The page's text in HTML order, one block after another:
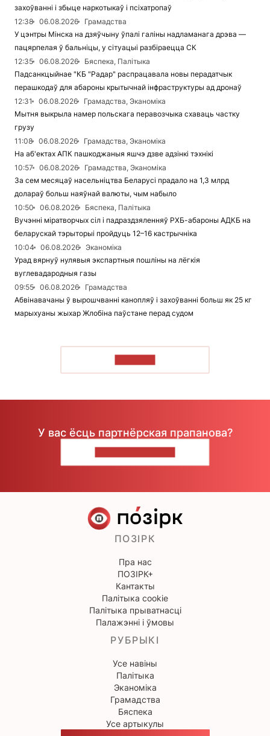
захоўванні і збыце наркотыкаў і псіхатропаў
12:38
06.08.2026
Грамадства
У цэнтры Мінска на дзяўчыну ўпалі галіны надламанага дрэва —
пацярпелая ў бальніцы, у сітуацыі разбіраецца СК
12:35
06.08.2026
Бяспека, Палітыка
Падсанкцыйнае "КБ "Радар" распрацавала новы перадатчык
перашкодаў для абароны крытычнай інфраструктуры ад дронаў
12:31
06.08.2026
Грамадства, Эканоміка
Мытня выкрыла намер польскага перавозчыка схаваць частку
грузу
11:08
06.08.2026
Грамадства, Эканоміка
На аб'ектах АПК пашкоджаныя яшчэ дзве адзінкі тэхнікі
10:57
06.08.2026
Грамадства, Эканоміка
За сем месяцаў насельніцтва Беларусі прадало на 1,3 млрд
долараў больш наяўнай валюты, чым набыло
10:50
06.08.2026
Бяспека, Палітыка
Вучэнні міратворчых сіл і падраздзяленняў РХБ-абароны АДКБ на
беларускай тэрыторыі пройдуць 12–16 кастрычніка
10:04
06.08.2026
Эканоміка
Урад вярнуў нулявыя экспартныя пошліны на лёгкія
вуглевадародныя газы
09:55
06.08.2026
Грамадства
Абвінавачаны ў вырошчванні канопляў і захоўванні больш як 25 кг
марыхуаны жыхар Жлобіна паўстане перад судом
У вас ёсць партнёрская прапанова?
ПОЗІРК
Пра нас
ПОЗІРК+
Кантакты
Палітыка cookie
Палітыка прыватнасці
Палажэнні і ўмовы
РУБРЫКІ
Усе навіны
Палітыка
Эканоміка
Грамадства
Бяспека
Усе артыкулы